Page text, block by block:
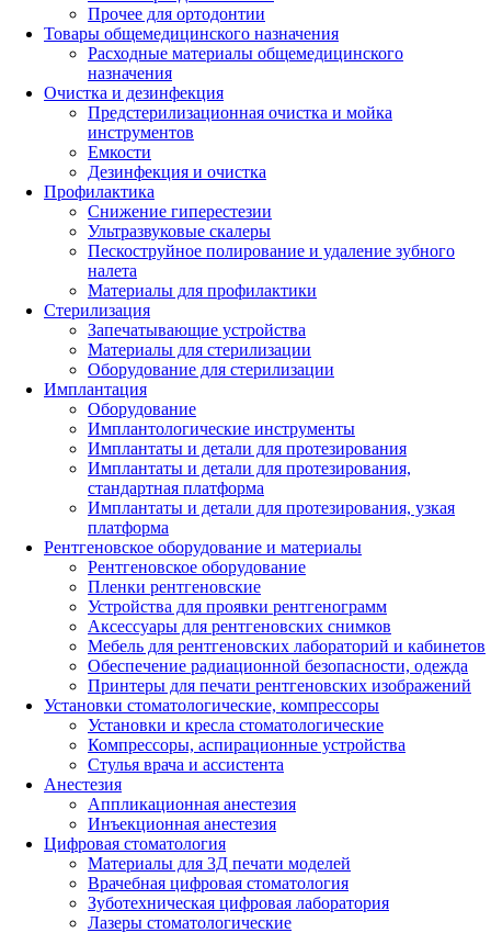
Прочее для ортодонтии
Товары общемедицинского назначения
Расходные материалы общемедицинского
назначения
Очистка и дезинфекция
Предстерилизационная очистка и мойка
инструментов
Емкости
Дезинфекция и очистка
Профилактика
Снижение гиперестезии
Ультразвуковые скалеры
Пескоструйное полирование и удаление зубного
налета
Материалы для профилактики
Стерилизация
Запечатывающие устройства
Материалы для стерилизации
Оборудование для стерилизации
Имплантация
Оборудование
Имплантологические инструменты
Имплантаты и детали для протезирования
Имплантаты и детали для протезирования,
стандартная платформа
Имплантаты и детали для протезирования, узкая
платформа
Рентгеновское оборудование и материалы
Рентгеновское оборудование
Пленки рентгеновские
Устройства для проявки рентгенограмм
Аксессуары для рентгеновских снимков
Мебель для рентгеновских лабораторий и кабинетов
Обеспечение радиационной безопасности, одежда
Принтеры для печати рентгеновских изображений
Установки стоматологические, компрессоры
Установки и кресла стоматологические
Компрессоры, аспирационные устройства
Стулья врача и ассистента
Анестезия
Аппликационная анестезия
Инъекционная анестезия
Цифровая стоматология
Материалы для 3Д печати моделей
Врачебная цифровая стоматология
Зуботехническая цифровая лаборатория
Лазеры стоматологические